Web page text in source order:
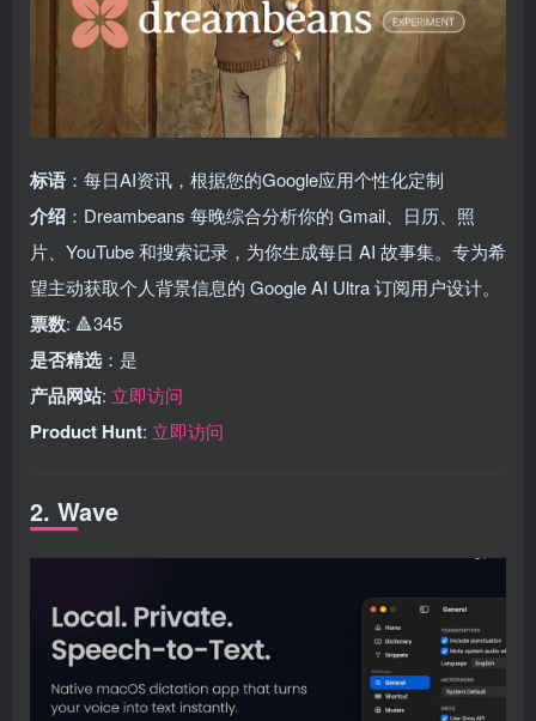
标语 ：每日AI资讯，根据您的Google应用个性化定制
介绍 ：Dreambeans 每晚综合分析你的 Gmail、日历、照
片、YouTube 和搜索记录，为你生成每日 AI 故事集。专为希
望主动获取个人背景信息的 Google AI Ultra 订阅用户设计。
票数: 🔺345
是否精选 ：是
产品网站: 立即访问
Product Hunt: 立即访问
2. Wave